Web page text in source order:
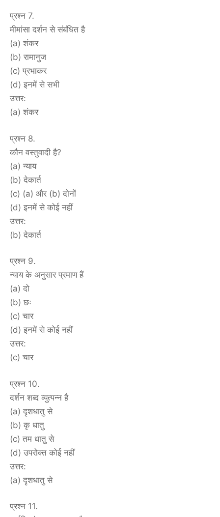
प्रश्न 7.
मीमांसा दर्शन से संबंधित है
(a) शंकर
(b) रामानुज
(c) प्रभाकर
(d) इनमें से सभी
उत्तर:
(a) शंकर
प्रश्न 8.
कौन वस्तुवादी है?
(a) न्याय
(b) देकार्त
(c) (a) और (b) दोनों
(d) इनमें से कोई नहीं
उत्तर:
(b) देकार्त
प्रश्न 9.
न्याय के अनुसार प्रमाण हैं
(a) दो
(b) छः
(c) चार
(d) इनमें से कोई नहीं
उत्तर:
(c) चार
प्रश्न 10.
दर्शन शब्द व्युत्पन्न है
(a) दृशधातु से
(b) कृ धातु
(c) तम धातु से
(d) उपरोक्त कोई नहीं
उत्तर:
(a) दृशधातु से
प्रश्न 11.